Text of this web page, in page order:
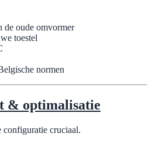
de oude omvormer
toestel
normen
& optimalisatie
configuratie cruciaal.